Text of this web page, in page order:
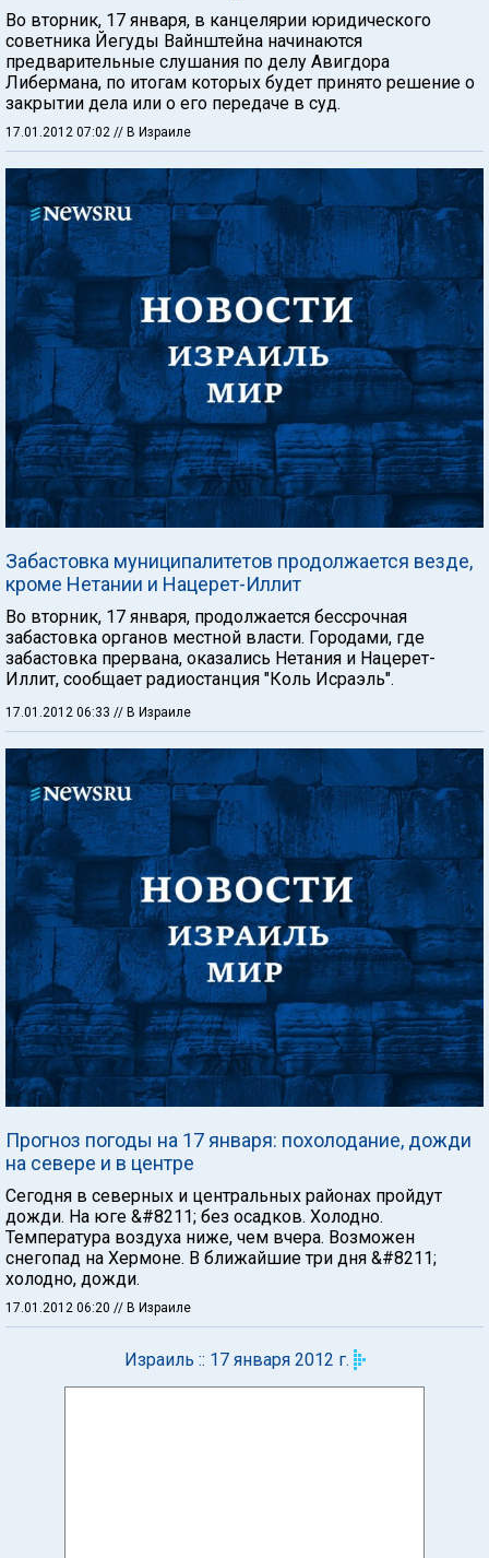
Во вторник, 17 января, в канцелярии юридического
советника Йегуды Вайнштейна начинаются
предварительные слушания по делу Авигдора
Либермана, по итогам которых будет принято решение о
закрытии дела или о его передаче в суд.
17.01.2012 07:02 // В Израиле
Забастовка муниципалитетов продолжается везде,
кроме Нетании и Нацерет-Иллит
Во вторник, 17 января, продолжается бессрочная
забастовка органов местной власти. Городами, где
забастовка прервана, оказались Нетания и Нацерет-
Иллит, сообщает радиостанция "Коль Исраэль".
17.01.2012 06:33 // В Израиле
Прогноз погоды на 17 января: похолодание, дожди
на севере и в центре
Сегодня в северных и центральных районах пройдут
дожди. На юге &#8211; без осадков. Холодно.
Температура воздуха ниже, чем вчера. Возможен
снегопад на Хермоне. В ближайшие три дня &#8211;
холодно, дожди.
17.01.2012 06:20 // В Израиле
Израиль :: 17 января 2012 г.